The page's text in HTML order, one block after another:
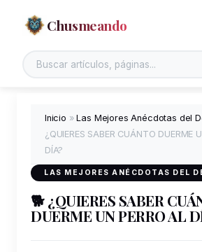
Chusmeando
Inicio »Las Mejores Anécdotas del
¿QUIERES SABER CUÁNTO DUERME
DÍA?
LAS MEJORES ANÉCDOTAS DEL
🐕 ¿QUIERES SABER
DUERME UN PERRO AL